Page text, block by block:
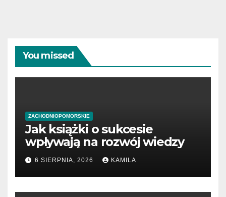
You missed
ZACHODNIOPOMORSKIE
Jak książki o sukcesie
wpływają na rozwój wiedzy
6 SIERPNIA, 2026 KAMILA